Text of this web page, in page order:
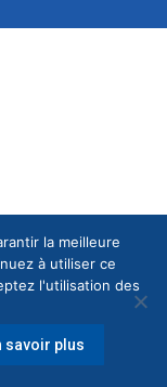
la meilleure
à utiliser ce
l'utilisation des
savoir plus